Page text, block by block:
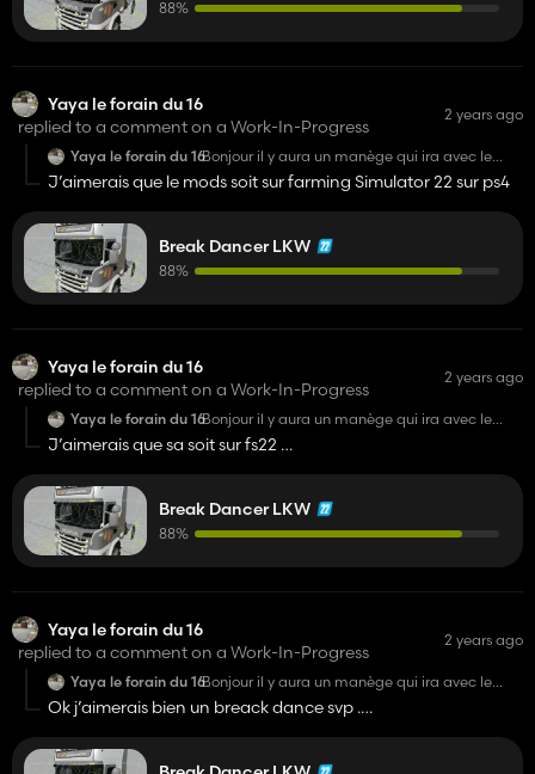
88%
Yaya le forain du 16
replied to a comment on a Work-In-Progress
2 years ago
Yaya le forain du 16Bonjour il y aura un manège qui ira avec le
camion
J’aimerais que le mods soit sur farming Simulator 22 sur ps4
Break Dancer LKW
88%
Yaya le forain du 16
replied to a comment on a Work-In-Progress
2 years ago
Yaya le forain du 16Bonjour il y aura un manège qui ira avec le
camion
J’aimerais que sa soit sur fs22
Break Dancer LKW
88%
Yaya le forain du 16
replied to a comment on a Work-In-Progress
2 years ago
Yaya le forain du 16Bonjour il y aura un manège qui ira avec le
camion
Ok j’aimerais bien un breack dance svp .